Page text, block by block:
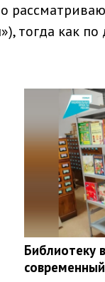
тогда как
Библиотеку